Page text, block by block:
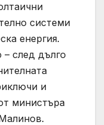
системи
енергия.
след дълго
и
министъра